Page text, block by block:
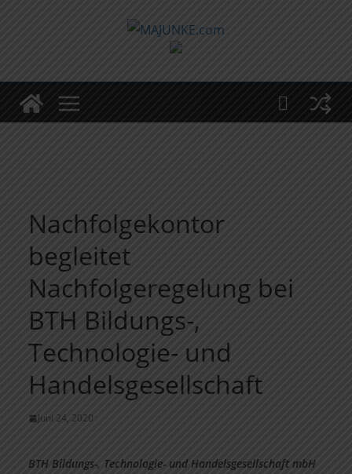
Nachfolgekontor
begleitet
Nachfolgeregelung bei
BTH Bildungs-,
Technologie- und
Handelsgesellschaft
Juni 24, 2020
BTH Bildungs-, Technologie- und Handelsgesellschaft mbH